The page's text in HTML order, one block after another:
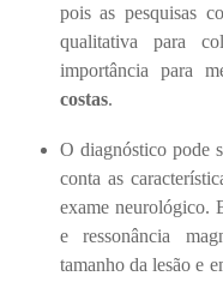
pois as pesquisas
qualitativa para
importância para
costas.
O diagnóstico pode
conta as
exame neurológico.
e ressonância
tamanho da lesão e